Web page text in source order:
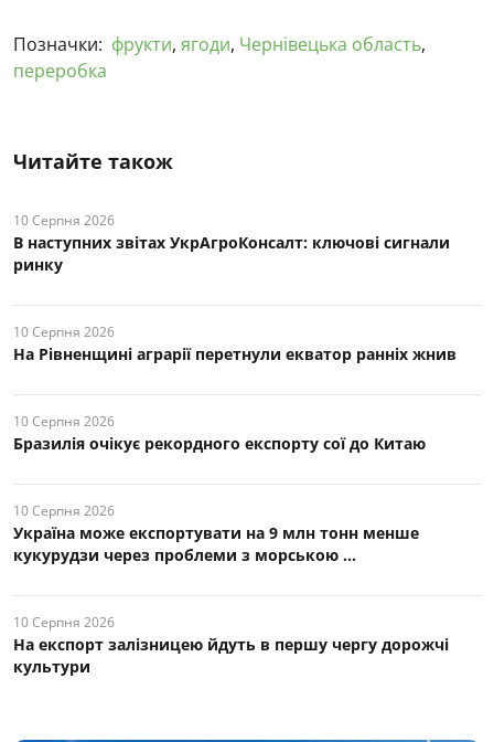
Позначки: фрукти, ягоди, Чернівецька область,
переробка
Читайте також
10 Серпня 2026
В наступних звітах УкрАгроКонсалт: ключові cигнали
ринку
10 Серпня 2026
На Рівненщині аграрії перетнули екватор ранніх жнив
10 Серпня 2026
Бразилія очікує рекордного експорту сої до Китаю
10 Серпня 2026
Україна може експортувати на 9 млн тонн менше
кукурудзи через проблеми з морською ...
10 Серпня 2026
На експорт залізницею йдуть в першу чергу дорожчі
культури